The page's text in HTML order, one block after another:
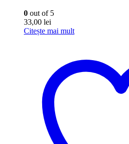
0 out of 5
33,00 lei
Citește mai mult